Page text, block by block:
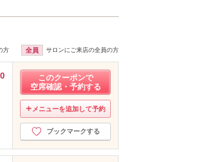
2023年8月分（40）
2023年6月分
2023年4月分（6）
2023年3月分（12）
2023年2月分（36）
2023年1月分 （26）
2022年12月分（11）
2022年11月分（14）
2022年10月分（20）
方 全員 サロンにご来店の全員の方
このクーポンで
空席確認・予約する
メニューを追加して予約
ブックマークする